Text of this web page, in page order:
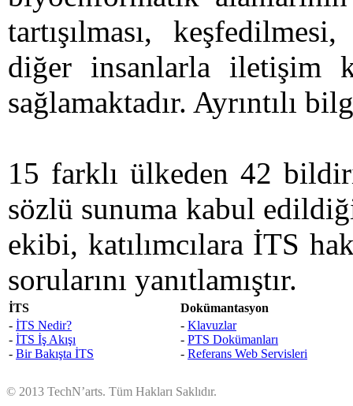
tartışılması,
diğer insanlarla iletişim
sağlamaktadır. Ayrıntılı
15 farklı ülkeden 42
sözlü sunuma kabul
ekibi, katılımcılara İTS
sorularını yanıtlamıştır.
İTS
Dokümantasyon
- İTS Nedir?
- İTS İş Akışı
- Bir Bakışta İTS
- Klavuzlar
- PTS Dokümanları
- Referans Web Servisleri
© 2013 TechN’arts. Tüm Hakları Saklıdır.